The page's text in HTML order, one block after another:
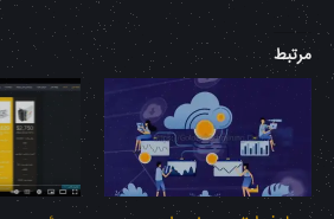
مرتبط